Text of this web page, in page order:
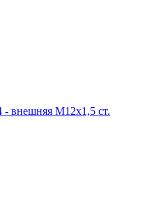
- внешняя М12х1,5 ст.